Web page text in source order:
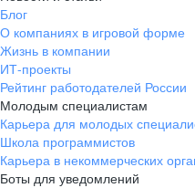
Блог
О компаниях в игровой форме
Жизнь в компании
ИТ-проекты
Рейтинг работодателей России
Молодым специалистам
Карьера для молодых
Школа программистов
Карьера в некоммерческих
Боты для уведомлений